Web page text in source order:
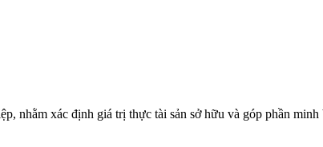
xác định giá trị thực tài sản sở hữu và góp phần